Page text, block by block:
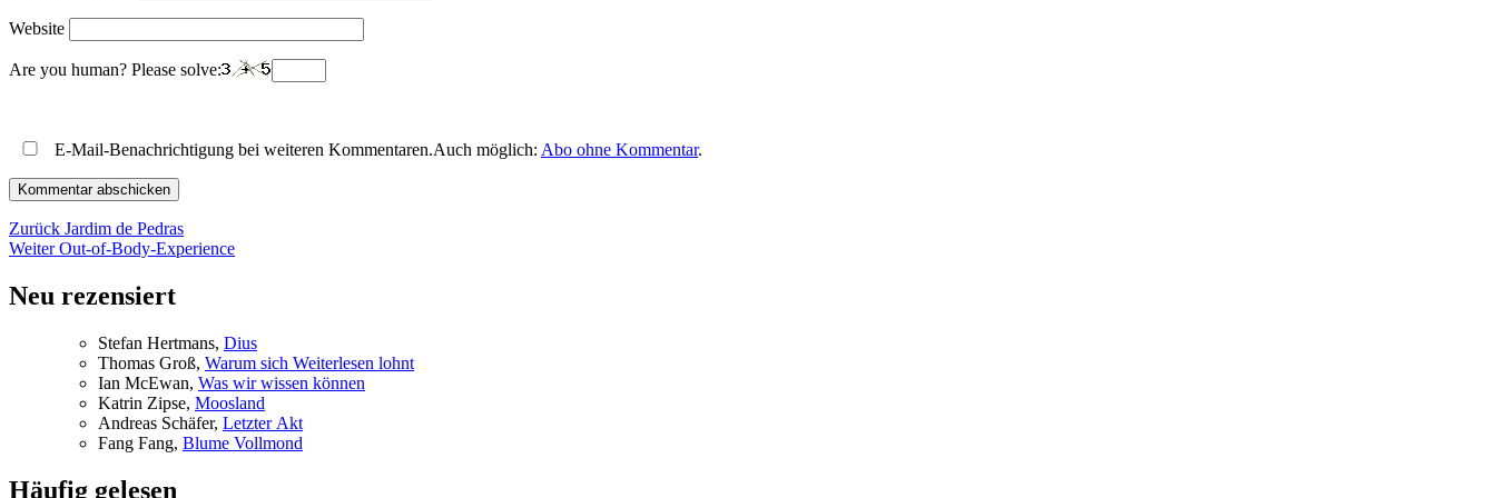
Website
Are you human? Please solve:
E-Mail-Benachrichtigung bei weiteren Kommentaren.Auch möglich: Abo ohne Kommentar.
Beitragsnavigation
Zurück Vorheriger
Beitrag:
Jardim de Pedras
Weiter Nächster
Out-of-Body-Experience
Neu rezensiert
Ste­fan Hertmans, Di­us
Tho­mas Groß, War­um sich Wei­ter­le­sen lohnt
Ian McE­wan, Was wir wis­sen können
Kat­rin Zip­se, Moos­land
An­dre­as Schä­fer, Letz­ter Akt
Fang Fang, Blu­me Vollmond
Häufig gelesen